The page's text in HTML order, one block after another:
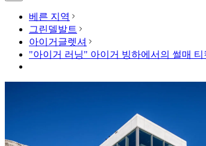
베른 지역
그린델발트
아이거글렛셔
"아이거 러닝" 아이거 빙하에서의 썰매